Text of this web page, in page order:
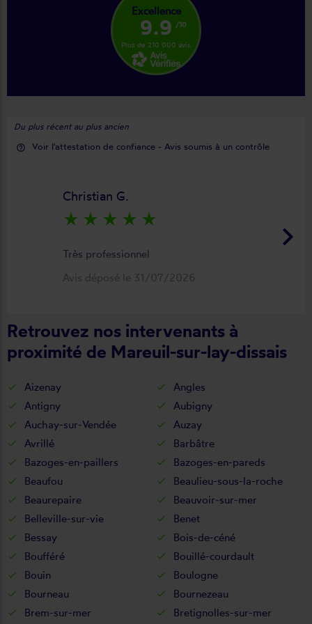
Excellence
9.9 /10
Plus de 210 000 avis
Du plus récent au plus ancien
help_outline Voir l'attestation de confiance - Avis soumis à un contrôle
keyboard_arrow_right
Christian G.
star_rate star_rate star_rate star_rate star_rate
Très professionnel
Avis déposé le 31/07/2026
Retrouvez nos intervenants à
proximité de Mareuil-sur-lay-dissais
Aizenay
Angles
Antigny
Aubigny
Auchay-sur-Vendée
Auzay
Avrillé
Barbâtre
Bazoges-en-paillers
Bazoges-en-pareds
Beaufou
Beaulieu-sous-la-roche
Beaurepaire
Beauvoir-sur-mer
Belleville-sur-vie
Benet
Bessay
Bois-de-céné
Boufféré
Bouillé-courdault
Bouin
Boulogne
Bourneau
Bournezeau
Brem-sur-mer
Bretignolles-sur-mer